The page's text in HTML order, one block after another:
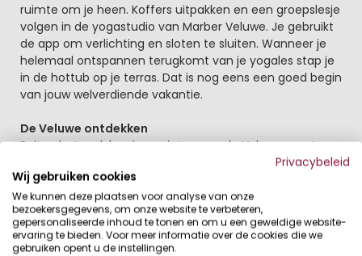
ruimte om je heen. Koffers uitpakken en een groepslesje
volgen in de yogastudio van Marber Veluwe. Je gebruikt
de app om verlichting en sloten te sluiten. Wanneer je
helemaal ontspannen terugkomt van je yogales stap je
in de hottub op je terras. Dat is nog eens een goed begin
van jouw welverdiende vakantie.
De Veluwe ontdekken
Buiten het park kan je genieten van de Veluwe, want
Marber Veluwe ligt namelijk tussen Nationaal Park Veluwe
Zoom en Nationaal Park de Hoge Veluwe. Huur een e-
mountainbike en vraag de Marber app om een leuke
fietsroute. Misschien spot je onderweg nog wel wilde
moeflons of herten. En cultuur hoef je tijdens je getaway
zeker niet te missen. Bewonder de kunst bij het
Privacybeleid
Wij gebruiken cookies
We kunnen deze plaatsen voor analyse van onze
bezoekersgegevens, om onze website te verbeteren,
gepersonaliseerde inhoud te tonen en om u een geweldige website-
ervaring te bieden. Voor meer informatie over de cookies die we
gebruiken opent u de instellingen.